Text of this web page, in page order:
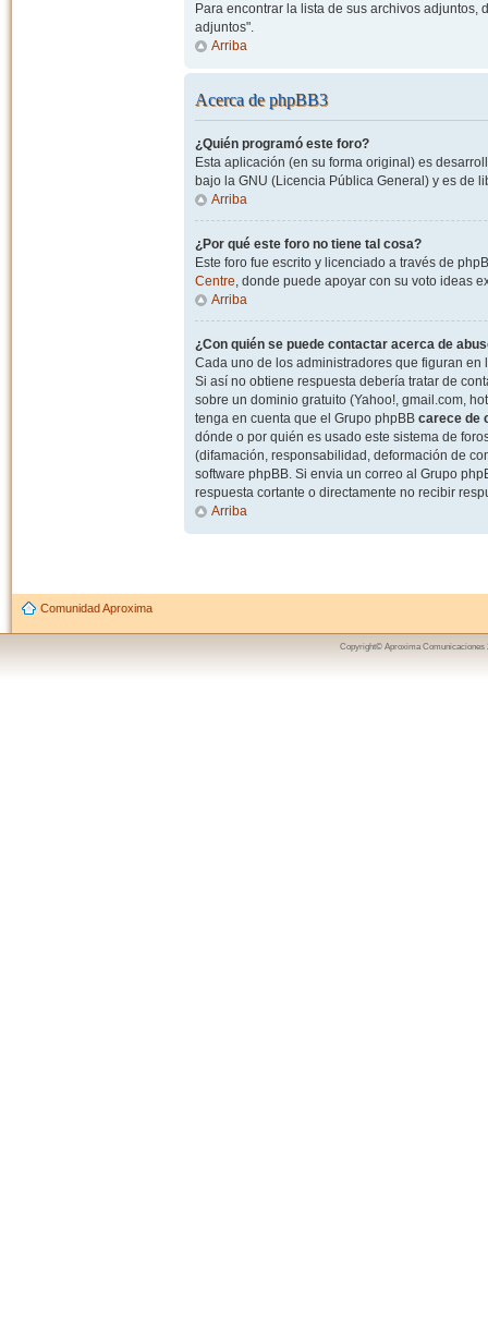
Para encontrar la lista de sus archivos
adjuntos".
Arriba
Acerca de phpBB3
¿Quién programó este foro?
Esta aplicación (en su forma original) es
bajo la GNU (Licencia Pública General) y es de
Arriba
¿Por qué este foro no tiene tal cosa?
Este foro fue escrito y licenciado a través de
Centre, donde puede apoyar con su voto ideas
Arriba
¿Con quién se puede contactar acerca de
Cada uno de los administradores que figuran
Si así no obtiene respuesta debería tratar de
sobre un dominio gratuito (Yahoo!, gmail.com,
tenga en cuenta que el Grupo phpBB carece de
dónde o por quién es usado este sistema de
(difamación, responsabilidad, deformación de
software phpBB. Si envia un correo al Grupo
respuesta cortante o directamente no recibir
Arriba
Comunidad Aproxima
Copyright© Aproxima Comunicaciones